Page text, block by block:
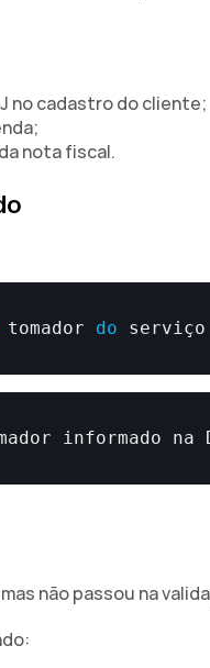
no cadastro do cliente;
nota fiscal.
tomador do serviço
informado na
não passou na